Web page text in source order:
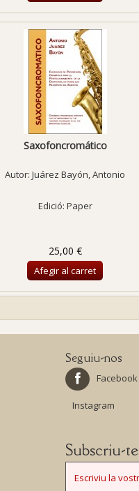
Saxofoncromático
Autor:Juárez Bayón, Antonio
Edició: Paper
25,00 €
Afegir al carret
Seguiu-nos
Facebook
Instagram
Subscriu-te